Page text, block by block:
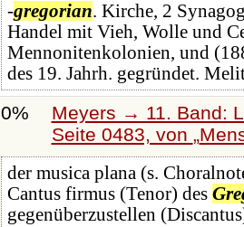
-gregorian. Kirche, 2
Handel mit Vieh, Wolle und
Mennonitenkolonien, und
des 19. Jahrh. gegründet.
0%
Meyers → 11. Band:
Seite 0483, von
der musica plana (s.
Cantus firmus (Tenor) des
gegenüberzustellen